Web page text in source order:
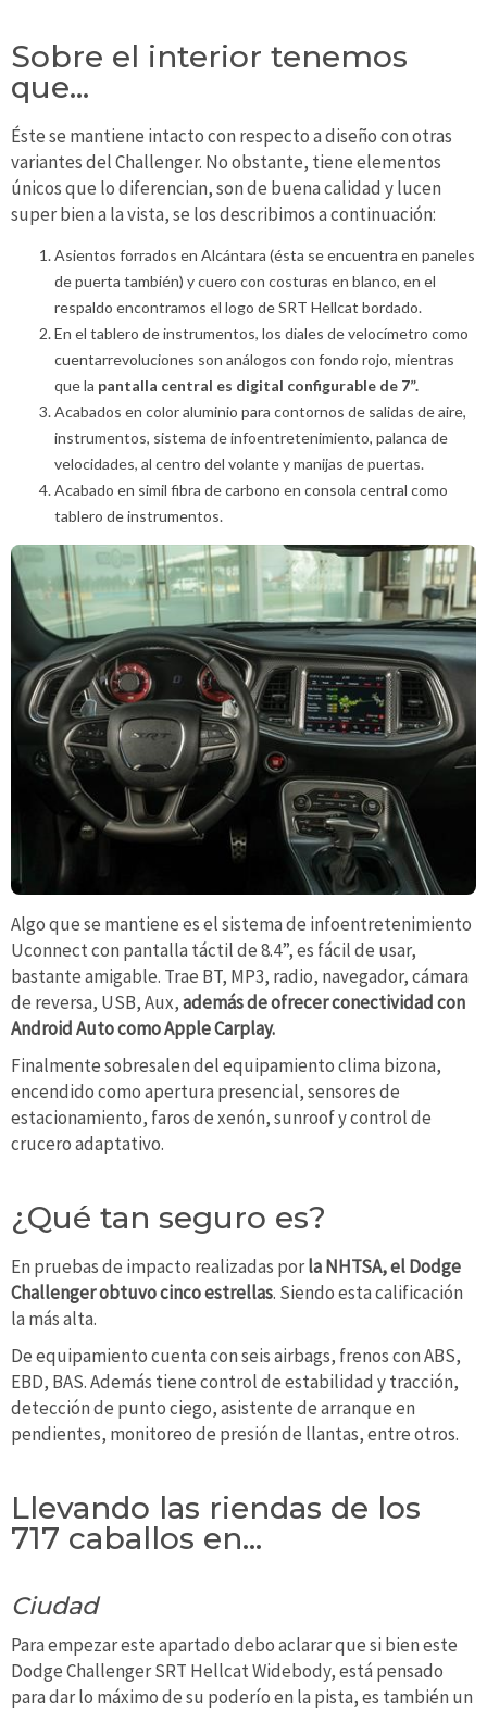
Sobre el interior tenemos
que…
Éste se mantiene intacto con respecto a diseño con otras
variantes del Challenger. No obstante, tiene elementos
únicos que lo diferencian, son de buena calidad y lucen
super bien a la vista, se los describimos a continuación:
Asientos forrados en Alcántara (ésta se encuentra en paneles
de puerta también) y cuero con costuras en blanco, en el
respaldo encontramos el logo de SRT Hellcat bordado.
En el tablero de instrumentos, los diales de velocímetro como
cuentarrevoluciones son análogos con fondo rojo, mientras
que la pantalla central es digital configurable de 7”.
Acabados en color aluminio para contornos de salidas de aire,
instrumentos, sistema de infoentretenimiento, palanca de
velocidades, al centro del volante y manijas de puertas.
Acabado en simil fibra de carbono en consola central como
tablero de instrumentos.
Algo que se mantiene es el sistema de infoentretenimiento
Uconnect con pantalla táctil de 8.4”, es fácil de usar,
bastante amigable. Trae BT, MP3, radio, navegador, cámara
de reversa, USB, Aux,además de ofrecer conectividad con
Android Auto como Apple Carplay.
Finalmente sobresalen del equipamiento clima bizona,
encendido como apertura presencial, sensores de
estacionamiento, faros de xenón, sunroof y control de
crucero adaptativo.
¿Qué tan seguro es?
En pruebas de impacto realizadas porla NHTSA, el Dodge
Challenger obtuvo cinco estrellas. Siendo esta calificación
la más alta.
De equipamiento cuenta con seis airbags, frenos con ABS,
EBD, BAS. Además tiene control de estabilidad y tracción,
detección de punto ciego, asistente de arranque en
pendientes, monitoreo de presión de llantas, entre otros.
Llevando las riendas de los
717 caballos en…
Ciudad
Para empezar este apartado debo aclarar que si bien este
Dodge Challenger SRT Hellcat Widebody, está pensado
para dar lo máximo de su poderío en la pista, es también un